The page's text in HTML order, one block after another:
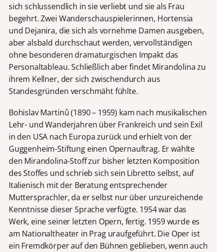
sich schlussendlich in sie verliebt und sie als Frau
begehrt. Zwei Wanderschauspielerinnen, Hortensia
und Dejanira, die sich als vornehme Damen ausgeben,
aber alsbald durchschaut werden, vervollständigen
ohne besonderen dramaturgischen Impakt das
Personaltableau. Schließlich aber findet Mirandolina zu
ihrem Kellner, der sich zwischendurch aus
Standesgründen verschmäht fühlte.
Bohislav Martinů (1890 – 1959) kam nach musikalischen
Lehr- und Wanderjahren über Frankreich und sein Exil
in den USA nach Europa zurück und erhielt von der
Guggenheim-Stiftung einen Opernauftrag. Er wählte
den Mirandolina-Stoff zur bisher letzten Komposition
des Stoffes und schrieb sich sein Libretto selbst, auf
Italienisch mit der Beratung entsprechender
Muttersprachler, da er selbst nur über unzureichende
Kenntnisse dieser Sprache verfügte. 1954 war das
Werk, eine seiner letzten Opern, fertig. 1959 wurde es
am Nationaltheater in Prag uraufgeführt. Die Oper ist
ein Fremdkörper auf den Bühnen geblieben, wenn auch